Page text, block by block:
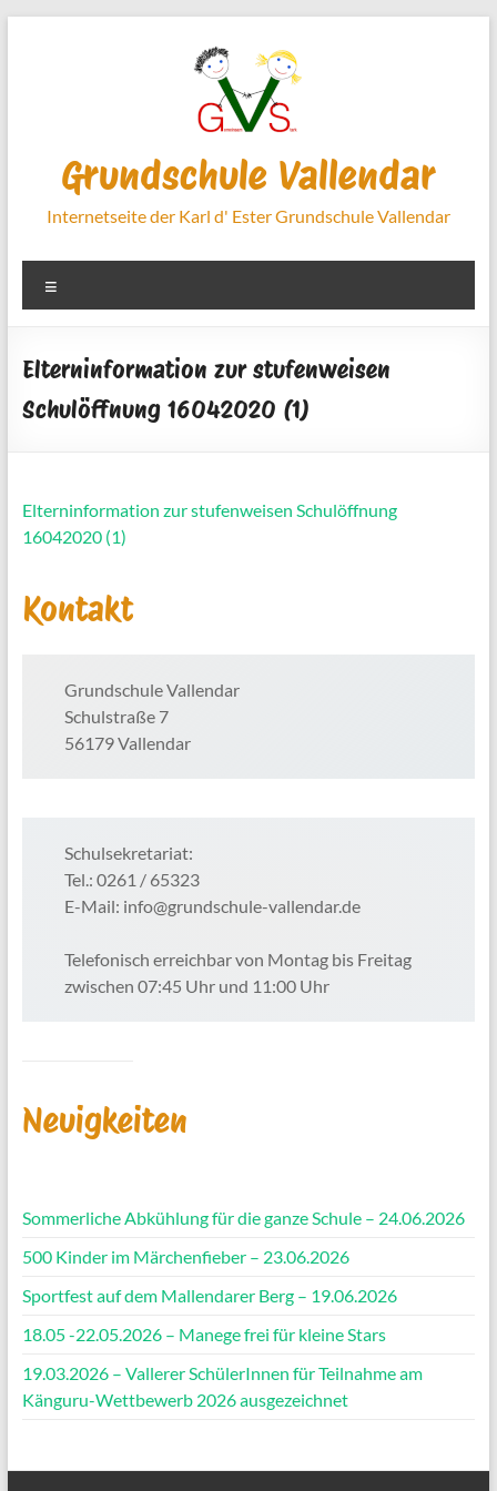
Grundschule Vallendar
Internetseite der Karl d' Ester Grundschule Vallendar
Elterninformation zur stufenweisen
Schulöffnung 16042020 (1)
Elterninformation zur stufenweisen Schulöffnung
16042020 (1)
Kontakt
Grundschule Vallendar
Schulstraße 7
56179 Vallendar
Schulsekretariat:
Tel.: 0261 / 65323
E-Mail: info@grundschule-vallendar.de
Telefonisch erreichbar von Montag bis Freitag
zwischen 07:45 Uhr und 11:00 Uhr
Neuigkeiten
Sommerliche Abkühlung für die ganze Schule – 24.06.2026
500 Kinder im Märchenfieber – 23.06.2026
Sportfest auf dem Mallendarer Berg – 19.06.2026
18.05 -22.05.2026 – Manege frei für kleine Stars
19.03.2026 – Vallerer SchülerInnen für Teilnahme am
Känguru-Wettbewerb 2026 ausgezeichnet